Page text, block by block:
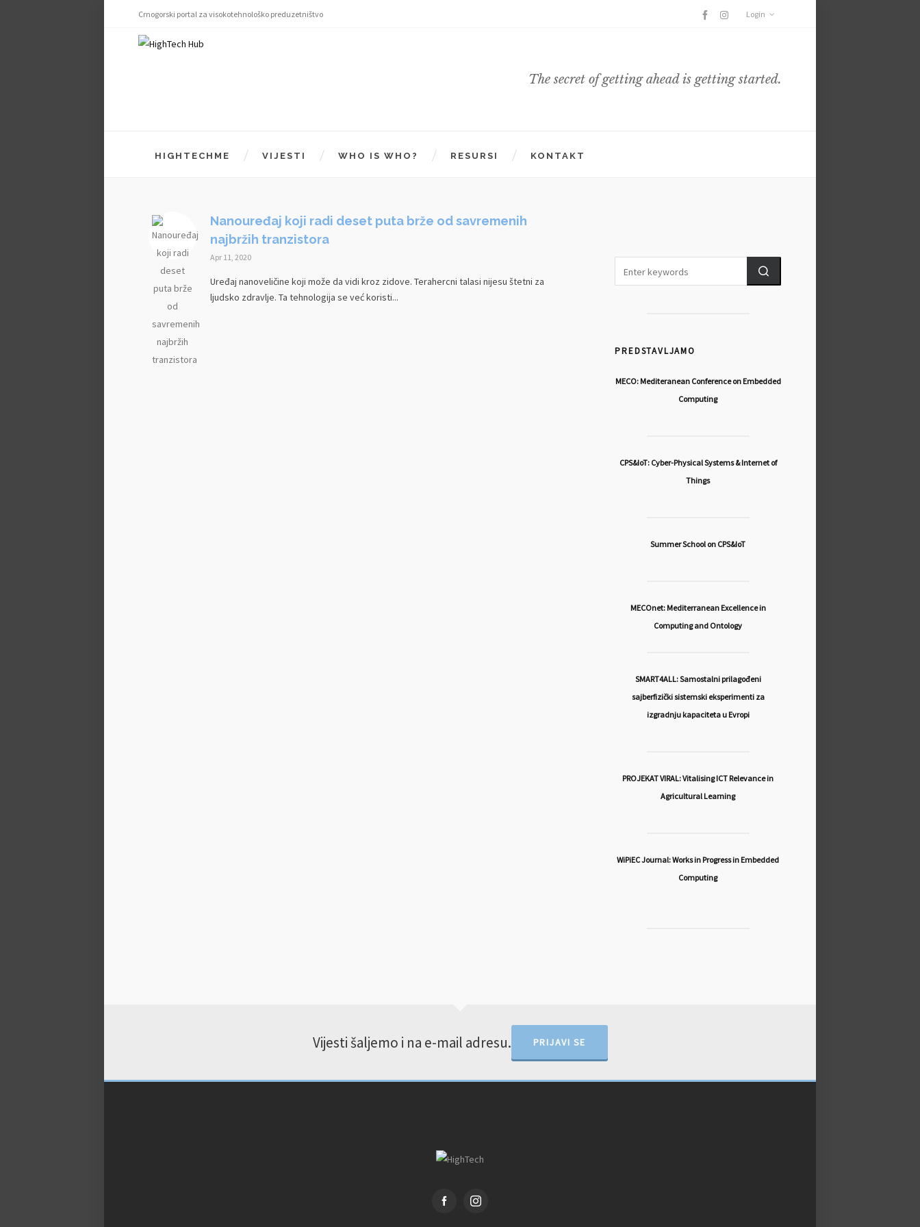
Crnogorski portal za visokotehnološko preduzetništvo Login
The secret of getting ahead is getting started.
HIGHTECHME VIJESTI WHO IS WHO? RESURSI KONTAKT
Nanouređaj koji radi deset puta brže od savremenih
najbržih tranzistora
Apr 11, 2020
Uređaj nanoveličine koji može da vidi kroz zidove. Terahercni talasi nijesu štetni za
ljudsko zdravlje. Ta tehnologija se već koristi...
PREDSTAVLJAMO
MECO: Mediteranean Conference on Embedded
Computing
CPS&IoT: Cyber-Physical Systems & Internet of
Things
Summer School on CPS&IoT
MECOnet: Mediterranean Excellence in
Computing and Ontology
SMART4ALL: Samostalni prilagođeni
sajberfizički sistemski eksperimenti za
izgradnju kapaciteta u Evropi
PROJEKAT VIRAL: Vitalising ICT Relevance in
Agricultural Learning
WiPiEC Journal: Works in Progress in Embedded
Computing
Vijesti šaljemo i na e-mail adresu. PRIJAVI SE